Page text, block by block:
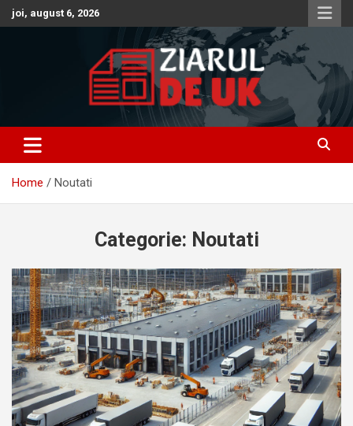
Skip
to
joi, august 6, 2026
Anunturi UK – Stiri UK – Ziarul
de UK – Ziar Romanesc UK –
Anunturi – Stiri – Informatii Utile
Home Noutati
Categorie: Noutati